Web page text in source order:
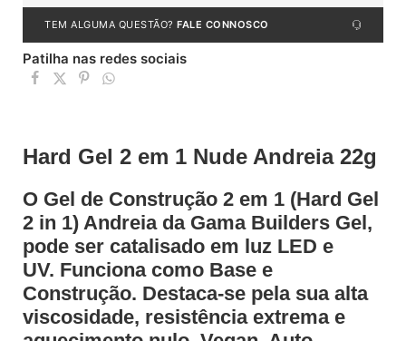
TEM ALGUMA QUESTÃO? FALE CONNOSCO
Patilha nas redes sociais
Hard Gel 2 em 1 Nude Andreia 22g
O Gel de Construção 2 em 1 (Hard Gel
2 in 1) Andreia da Gama Builders Gel,
pode ser catalisado em luz LED e
UV. Funciona como Base e
Construção. Destaca-se pela sua alta
viscosidade, resistência extrema e